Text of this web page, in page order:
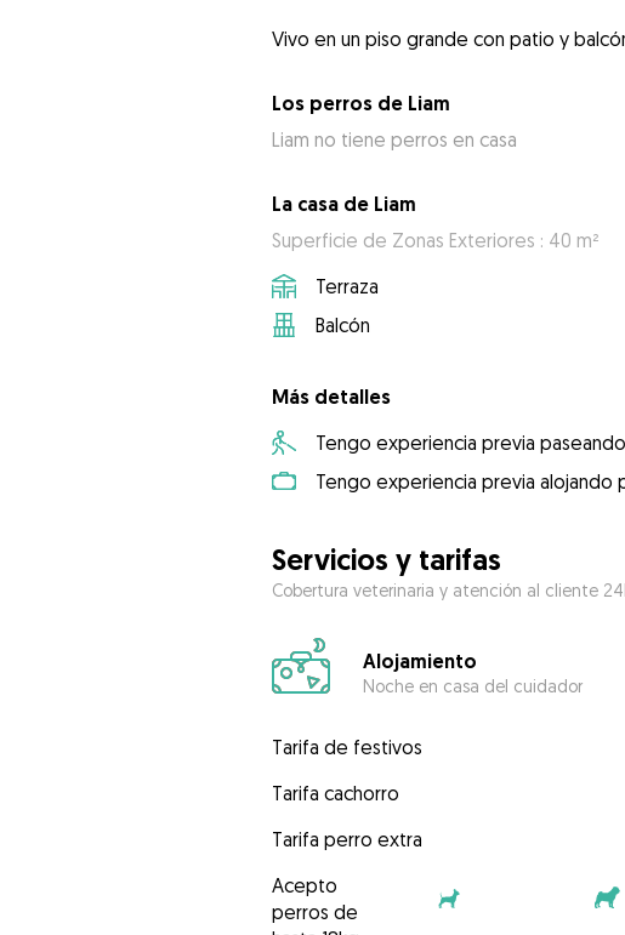
Vivo en un piso grande con patio y
Los perros de Liam
Liam no tiene perros en casa
La casa de Liam
Superficie de Zonas Exteriores : 40 m²
Terraza
Balcón
Más detalles
Tengo experiencia previa
Tengo experiencia previa alojando
Servicios y tarifas
Cobertura veterinaria y atención al cliente
Alojamiento
Noche en casa del cuidador
Tarifa de festivos
Tarifa cachorro
Tarifa perro extra
Acepto
perros de